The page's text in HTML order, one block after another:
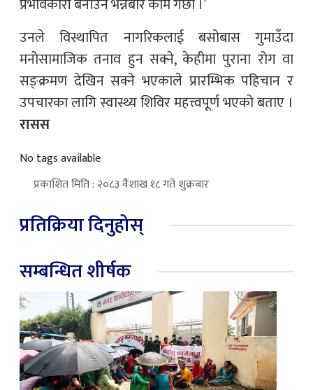
प्रभावकारी बनाउने भन्नेबारे काम गर्छौं ।’
उनले विस्थापित नागरिकलाई बसोबास गुमाउँदा
मनोसामाजिक तनाव हुन सक्ने, केहीमा पुराना रोग वा
सङ्क्रमण देखिन सक्ने भएकाले प्रारम्भिक पहिचान र
उपचारका लागि स्वास्थ्य शिविर महत्त्वपूर्ण भएको बताए ।
रासस
No tags available
प्रकाशित मिति : २०८३ वैशाख १८ गते शुक्रबार
प्रतिक्रिया दिनुहोस्
सम्बन्धित शीर्षक